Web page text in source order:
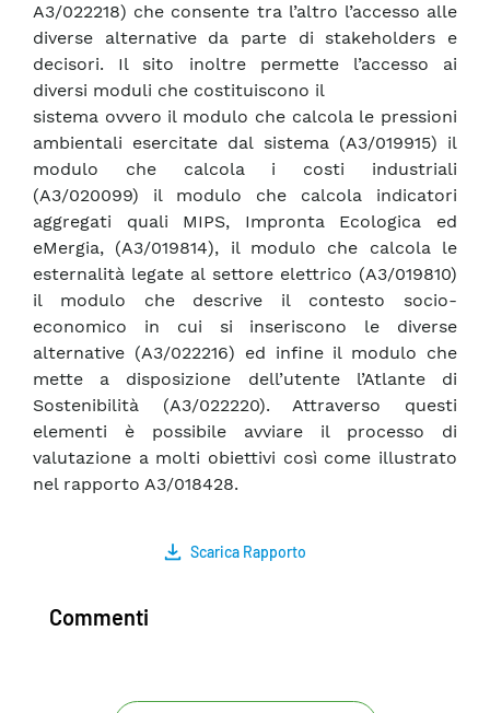
A3/022218) che consente tra l’altro l’accesso alle
diverse alternative da parte di stakeholders e
decisori. Il sito inoltre permette l’accesso ai
diversi moduli che costituiscono il
sistema ovvero il modulo che calcola le pressioni
ambientali esercitate dal sistema (A3/019915) il
modulo che calcola i costi industriali
(A3/020099) il modulo che calcola indicatori
aggregati quali MIPS, Impronta Ecologica ed
eMergia, (A3/019814), il modulo che calcola le
esternalità legate al settore elettrico (A3/019810)
il modulo che descrive il contesto socio-
economico in cui si inseriscono le diverse
alternative (A3/022216) ed infine il modulo che
mette a disposizione dell’utente l’Atlante di
Sostenibilità (A3/022220). Attraverso questi
elementi è possibile avviare il processo di
valutazione a molti obiettivi così come illustrato
nel rapporto A3/018428.
Scarica Rapporto
Commenti